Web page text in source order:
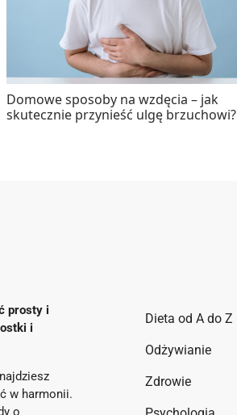
Domowe sposoby na wzdęcia – jak
skutecznie przynieść ulgę brzuchowi?
prosty i
i
w harmonii.
o
Dieta od A do Z
Odżywianie
Zdrowie